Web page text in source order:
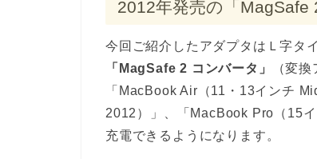
2012年発売の「MagSafe
今回ご紹介したアダプタはＬ字タ
「MagSafe 2 コンバータ」
（変
「MacBook Air（11・13インチ
2012）」、「MacBook Pro（15
充電できるようになります。